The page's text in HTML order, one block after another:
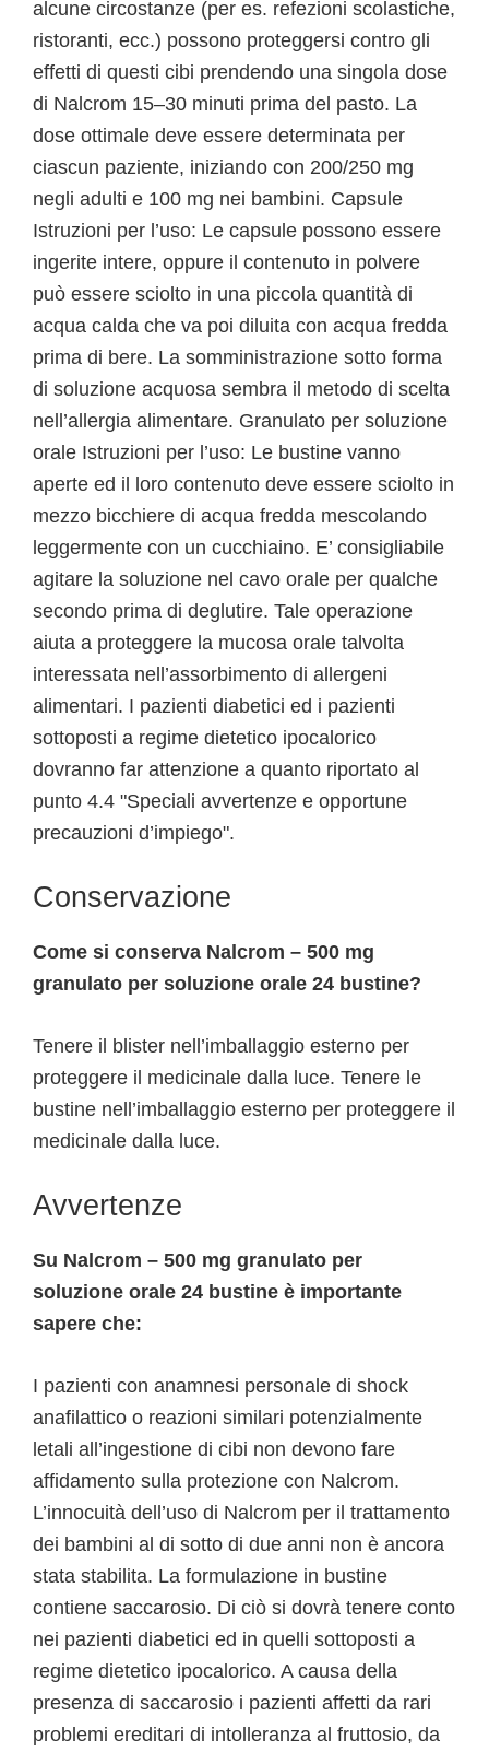
alcune circostanze (per es. refezioni scolastiche,
ristoranti, ecc.) possono proteggersi contro gli
effetti di questi cibi prendendo una singola dose
di Nalcrom 15–30 minuti prima del pasto. La
dose ottimale deve essere determinata per
ciascun paziente, iniziando con 200/250 mg
negli adulti e 100 mg nei bambini. Capsule
Istruzioni per l’uso: Le capsule possono essere
ingerite intere, oppure il contenuto in polvere
può essere sciolto in una piccola quantità di
acqua calda che va poi diluita con acqua fredda
prima di bere. La somministrazione sotto forma
di soluzione acquosa sembra il metodo di scelta
nell’allergia alimentare. Granulato per soluzione
orale Istruzioni per l’uso: Le bustine vanno
aperte ed il loro contenuto deve essere sciolto in
mezzo bicchiere di acqua fredda mescolando
leggermente con un cucchiaino. E’ consigliabile
agitare la soluzione nel cavo orale per qualche
secondo prima di deglutire. Tale operazione
aiuta a proteggere la mucosa orale talvolta
interessata nell’assorbimento di allergeni
alimentari. I pazienti diabetici ed i pazienti
sottoposti a regime dietetico ipocalorico
dovranno far attenzione a quanto riportato al
punto 4.4 "Speciali avvertenze e opportune
precauzioni d’impiego".
Conservazione
Come si conserva Nalcrom – 500 mg
granulato per soluzione orale 24 bustine?
Tenere il blister nell’imballaggio esterno per
proteggere il medicinale dalla luce. Tenere le
bustine nell’imballaggio esterno per proteggere il
medicinale dalla luce.
Avvertenze
Su Nalcrom – 500 mg granulato per
soluzione orale 24 bustine è importante
sapere che:
I pazienti con anamnesi personale di shock
anafilattico o reazioni similari potenzialmente
letali all’ingestione di cibi non devono fare
affidamento sulla protezione con Nalcrom.
L’innocuità dell’uso di Nalcrom per il trattamento
dei bambini al di sotto di due anni non è ancora
stata stabilita. La formulazione in bustine
contiene saccarosio. Di ciò si dovrà tenere conto
nei pazienti diabetici ed in quelli sottoposti a
regime dietetico ipocalorico. A causa della
presenza di saccarosio i pazienti affetti da rari
problemi ereditari di intolleranza al fruttosio, da